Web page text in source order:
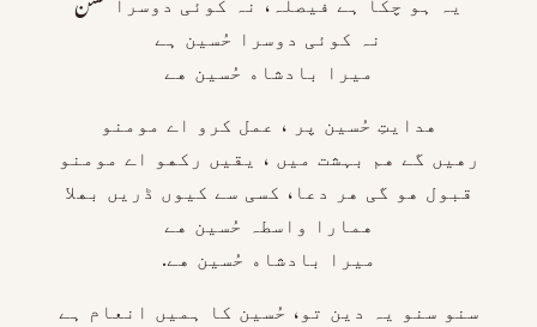
ﯾﮧ ﮨﻮ ﭼﮑﺎ ﮨﮯ ﻓﯿﺼﻠﮧ، ﻧﮧ ﮐﻮﺋﯽ ﺩﻭﺳﺮﺍ حسن
ﻧﮧ ﮐﻮﺋﯽ ﺩﻭﺳﺮﺍ ﺣُﺴــــــﯿﻦ ﮨﮯ
ﻣﯿﺮﺍ ﺑﺎﺩﺷﺎﮦ ﺣُﺴـــــﯿﻦ ﮬﮯ
ﮬـــﺪﺍﯾﺖِ ﺣُﺴـــــﯿﻦ ﭘﺮ ، ﻋﻤﻞ ﮐﺮﻭ ﺍﮮ ﻣﻮﻣﻨﻮ
ﺭﮬﯿﮟ ﮔﮯ ﮬﻢ ﺑﮩﺸﺖ ﻣﯿﮟ ، ﯾﻘﯿﮟ ﺭﮐﮭﻮ ﺍﮮ ﻣﻮﻣﻨﻮ
ﻗﺒﻮﻝ ﮬﻮ ﮔﯽ ﮬﺮ ﺩﻋﺎ، ﮐﺴﯽ ﺳﮯ ﮐﯿﻮﮞ ﮈﺭﯾﮟ ﺑﮭﻼ
ﮬﻤﺎﺭﺍ ﻭﺍﺳﻄﮧ ﺣُﺴـــــﯿﻦ ﮬﮯ
ﻣﯿﺮﺍ ﺑﺎﺩﺷﺎﮦ ﺣُﺴـــــﯿﻦ ﮬﮯ.
ﺳﻨﻮ ﺳﻨﻮ ﯾﮧ ﺩﯾﻦ ﺗﻮ، ﺣُﺴــــــﯿﻦ ﮐﺎ ﮨﻤﯿﮟ ﺍﻧﻌﺎﻡ ﮨﮯ